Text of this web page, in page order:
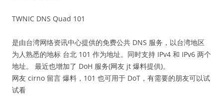
TWNIC DNS Quad 101
是由台湾网络资讯中心提供的免费公共 DNS 服务，以台湾地区
为人熟悉的地标 台北 101 作为地址。同时支持 IPv4 和 IPv6 两个
地址。 最近也增加了 DoH 服务(网友 jt 爆料提供)。
网友 cirno 留言 爆料，101 也可用于 DoT，有需要的朋友可以试
试看